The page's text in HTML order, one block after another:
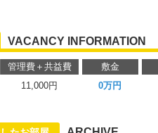
VACANCY INFORMATION
管理費＋共益費 敷金
11,000円 0万円